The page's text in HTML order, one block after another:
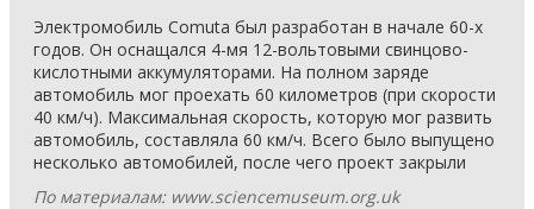
Электромобиль Comuta был разработан в начале 60-х
годов. Он оснащался 4-мя 12-вольтовыми свинцово-
кислотными аккумуляторами. На полном заряде
автомобиль мог проехать 60 километров (при скорости
40 км/ч). Максимальная скорость, которую мог развить
автомобиль, составляла 60 км/ч. Всего было выпущено
несколько автомобилей, после чего проект закрыли
По материалам: www.sciencemuseum.org.uk